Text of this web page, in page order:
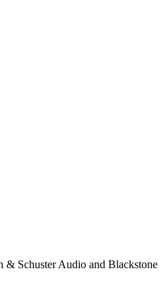
Schuster Audio and Blackstone